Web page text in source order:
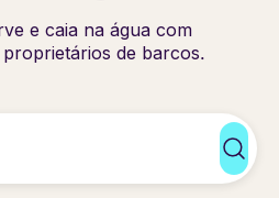
e caia na água com
de barcos.